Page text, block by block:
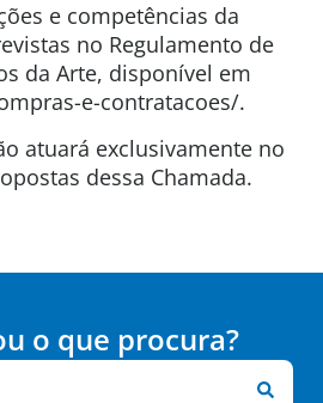
e competências da
no Regulamento de
da Arte, disponível em
e-contratacoes/.
atuará exclusivamente no
dessa Chamada.
o que procura?